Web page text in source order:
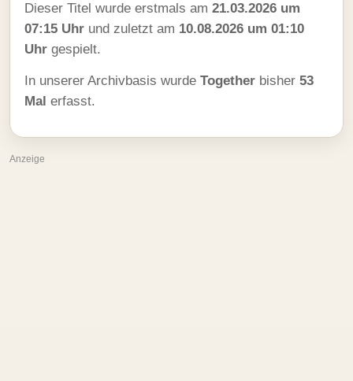
Dieser Titel wurde erstmals am 21.03.2026 um
07:15 Uhr und zuletzt am 10.08.2026 um 01:10
Uhr gespielt.
In unserer Archivbasis wurde Together bisher 53
Mal erfasst.
Anzeige